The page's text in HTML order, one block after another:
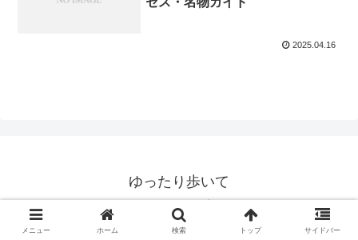
2025.04.16
ゆったり歩いて
メニュー ホーム 検索 トップ サイドバー